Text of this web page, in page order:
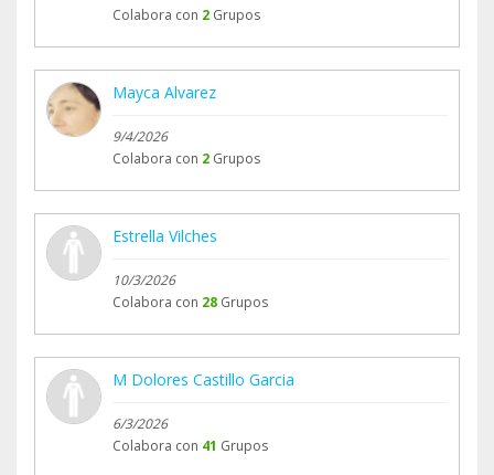
hacer todos los años para mejorar mi rigidez, la
Sin vuestro apoyo, como os he dicho no sería
posible.
Muchas gracias por vuestra ayuda. Con cualquier
cosa me podéis escribir y os cuento .
Saludos
Colabora con 2 Grupos
Mayca Alvarez
9/4/2026
Colabora con 2 Grupos
Estrella Vilches
10/3/2026
Colabora con 28 Grupos
M Dolores Castillo Garcia
6/3/2026
Colabora con 41 Grupos